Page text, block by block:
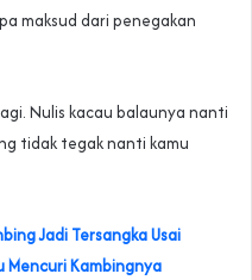
maksud dari penegakan
Nulis kacau balaunya nanti
tidak tegak nanti kamu
Jadi Tersangka Usai
Mencuri Kambingnya